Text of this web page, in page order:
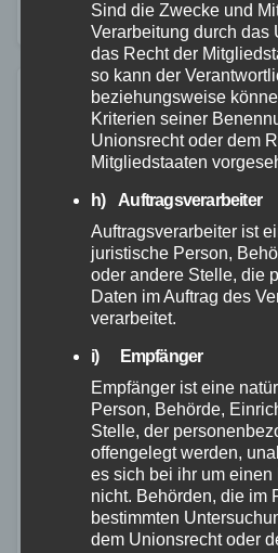
bereits auf dem Weg.…
RETTUNGSDIENST
Fahrzeug
Personen schwer
Sind die Zwecke und
Verarbeitung durch das
das Recht der
so kann der
beziehungsweise
Kriterien seiner
Unionsrecht oder dem
Mitgliedstaaten
h) Auftragsverarbeiter
Auftragsverarbeiter ist
juristische Person,
oder andere Stelle, die
Daten im Auftrag des
verarbeitet.
i) Empfänger
Empfänger ist eine
Person, Behörde,
Stelle, der
offengelegt werden,
es sich bei ihr um
nicht. Behörden, die im
bestimmten
dem Unionsrecht oder